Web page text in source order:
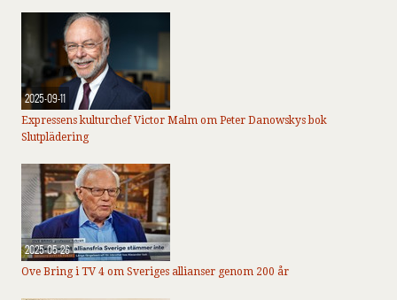
2025-09-11
Expressens kulturchef Victor Malm om Peter Danowskys bok
Slutplädering
2025-05-26
Ove Bring i TV 4 om Sveriges allianser genom 200 år